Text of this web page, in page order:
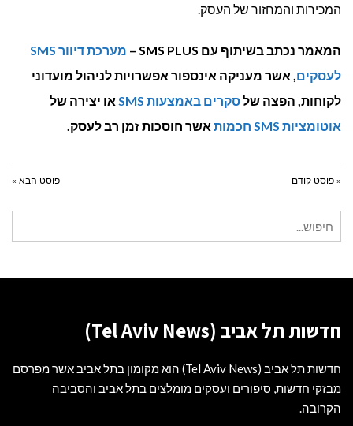
המכירות והמחזור של העסק.
המאמר נכתב בשיתוף עם SMS PLUS –
מערכת דיוור SMS
לעסקים, אשר מעניקה אינספור אפשרויות לניהול מועדוני
לקוחות, הפצה שלסקרים באמצעות SMS
או יצירה של
אוטומציות SMS חכמות
אשר חוסכות זמן רב לעסק.
« פוסט קודם פוסט הבא »
עבור:
חדשות תל אביב (Tel Aviv News)
חדשות תל אביב (Tel Aviv News) הוא מקומון בתל אביב אשר מפרסם
מבזקי חדשות, סיפורים ועסקים מומלצים בתל אביב והסביבה
הקרובה.